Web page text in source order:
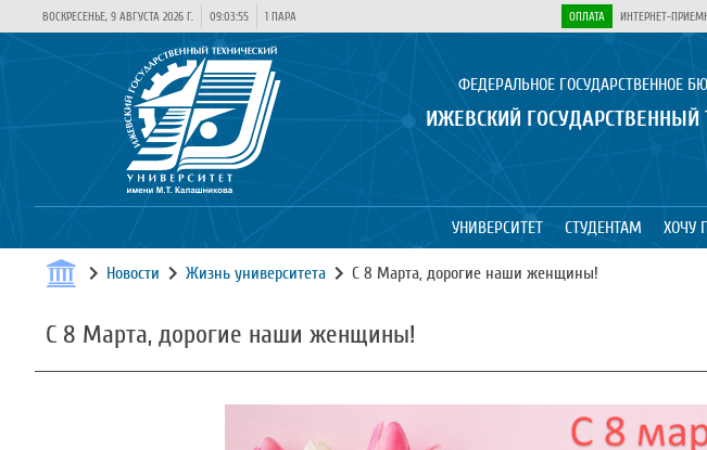
ВОСКРЕСЕНЬЕ, 9 АВГУСТА 2026 Г. 09:03:55 1 ПАРА ОПЛАТА ИНТЕРНЕТ-
ФЕДЕРАЛЬНОЕ ГОСУДАРСТВЕННОЕ
ИЖЕВСКИЙ
УНИВЕРСИТЕТ СТУДЕНТАМ ХОЧУ
Новости Жизнь университета С 8 Марта, дорогие наши женщины!
С 8 Марта, дорогие наши женщины!